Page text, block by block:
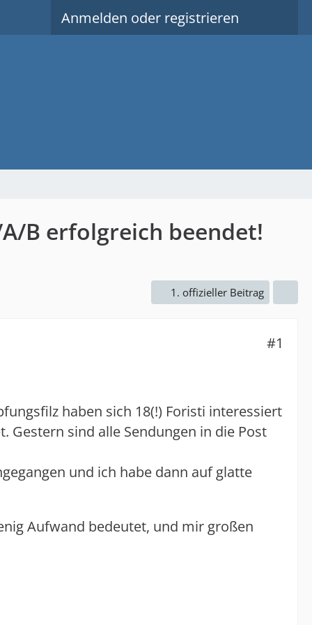
Anmelden oder registrieren
A/B erfolgreich beendet!
1. offizieller Beitrag
#1
haben sich 18(!) Foristi interessiert
Gestern sind alle Sendungen in die Post
und ich habe dann auf glatte
Aufwand bedeutet, und mir großen